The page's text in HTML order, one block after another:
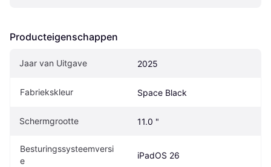
Producteigenschappen
Jaar van Uitgave 2025
Fabriekskleur Space Black
Schermgrootte 11.0 "
Besturingssysteemversi
e
iPadOS 26